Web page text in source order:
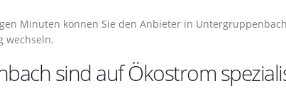
Minuten können Sie den Anbieter in Untergruppenbach
wechseln.
sind auf Ökostrom